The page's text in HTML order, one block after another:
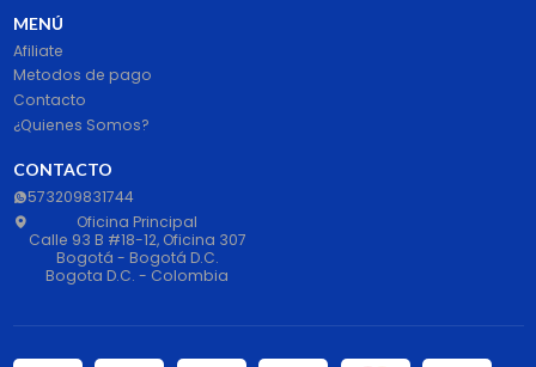
MENÚ
Afiliate
Metodos de pago
Contacto
¿Quienes Somos?
CONTACTO
573209831744
Oficina Principal
Calle 93 B #18-12, Oficina 307
Bogotá - Bogotá D.C.
Bogota D.C. - Colombia